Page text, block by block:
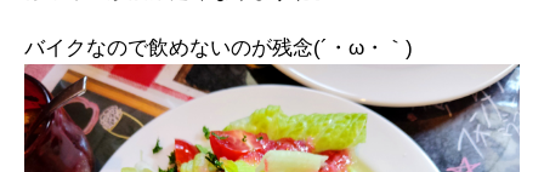
バイクなので飲めないのが残念(´・ω・｀)